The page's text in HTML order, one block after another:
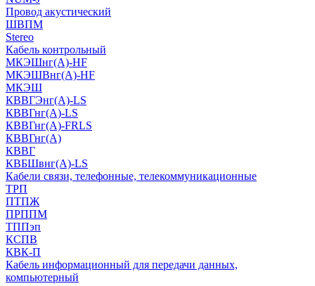
Провод акустический
ШВПМ
Stereo
Кабель контрольный
МКЭШнг(A)-HF
МКЭШВнг(А)-HF
МКЭШ
КВВГЭнг(А)-LS
КВВГнг(А)-LS
КВВГнг(А)-FRLS
КВВГнг(А)
КВВГ
КВБШвнг(А)-LS
Кабели связи, телефонные, телекоммуникационные
ТРП
ПТПЖ
ПРППМ
ТППэп
КСПВ
КВК-П
Кабель информационный для передачи данных,
компьютерный